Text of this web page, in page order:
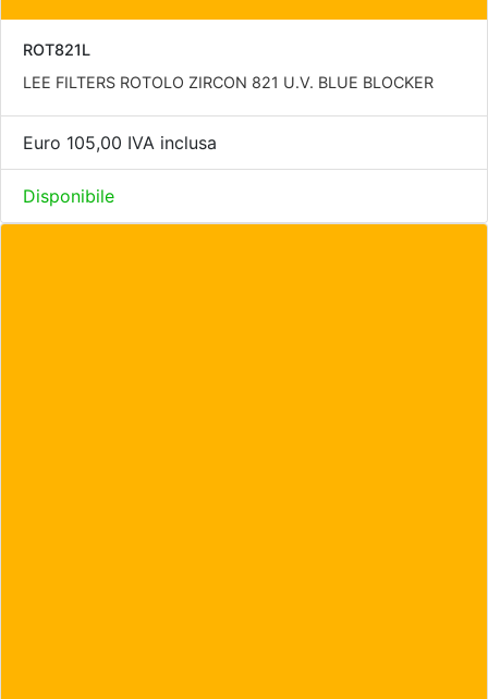
ROT821L
LEE FILTERS ROTOLO ZIRCON 821 U.V. BLUE BLOCKER
Euro 105,00 IVA inclusa
Disponibile